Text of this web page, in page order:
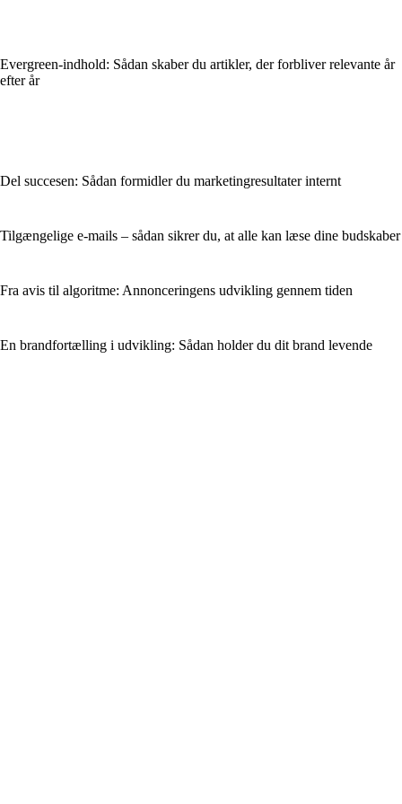
Evergreen-indhold: Sådan skaber du artikler, der forbliver relevante år
efter år
Del succesen: Sådan formidler du marketingresultater internt
Tilgængelige e-mails – sådan sikrer du, at alle kan læse dine budskaber
Fra avis til algoritme: Annonceringens udvikling gennem tiden
En brandfortælling i udvikling: Sådan holder du dit brand levende